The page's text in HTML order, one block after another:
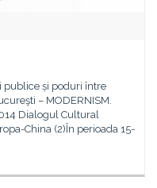
publice și poduri între
– MODERNISM.
Dialogul Cultural
China (2)În perioada 15-